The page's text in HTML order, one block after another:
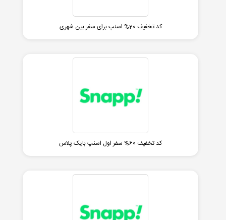
کد تخفیف 20% اسنپ برای سفر بین شهری
کد تخفیف 60% سفر اول اسنپ بایک پلاس